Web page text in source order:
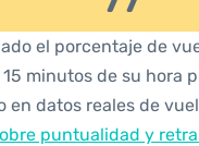
el porcentaje de
minutos de su hora
en datos reales de
puntualidad y